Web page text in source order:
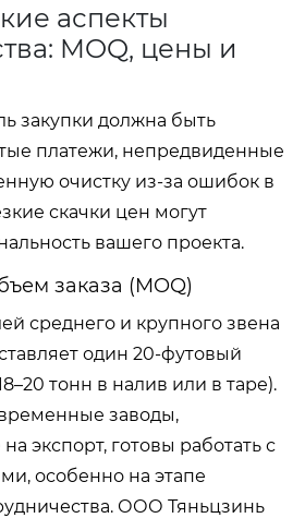
аспекты
MOQ, цены и
закупки должна быть
платежи, непредвиденные
очистку из-за ошибок в
скачки цен могут
вашего проекта.
заказа (MOQ)
среднего и крупного звена
один 20-футовый
тонн в налив или в таре).
заводы,
экспорт, готовы работать с
особенно на этапе
ООО Тяньцзинь